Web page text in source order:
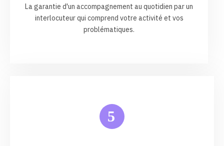
La garantie d'un accompagnement au quotidien par un
interlocuteur qui comprend votre activité et vos
problématiques.
5